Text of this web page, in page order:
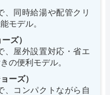
、同時給湯や配管クリ
モデル。
ズ）
、屋外設置対応・省エ
の便利モデル。
ーズ）
、コンパクトながら自